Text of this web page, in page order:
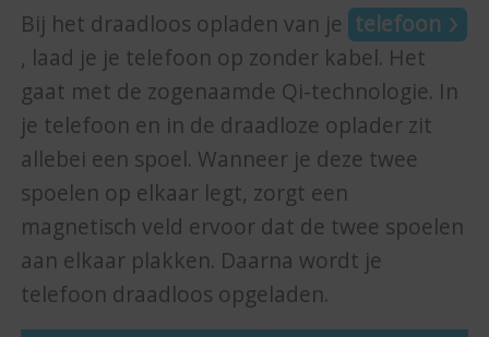
Bij het draadloos opladen van je telefoon
, laad je je telefoon op zonder kabel. Het
gaat met de zogenaamde Qi-technologie. In
je telefoon en in de draadloze oplader zit
allebei een spoel. Wanneer je deze twee
spoelen op elkaar legt, zorgt een
magnetisch veld ervoor dat de twee spoelen
aan elkaar plakken. Daarna wordt je
telefoon draadloos opgeladen.